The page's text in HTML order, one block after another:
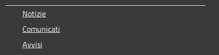
Notizie
Comunicati
Avvisi